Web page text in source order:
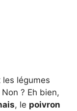
les légumes
Non ? Eh bien,
, le poivron